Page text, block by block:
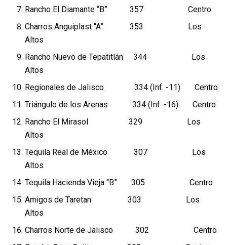
Rancho El Diamante “B” 357 Centro
Charros Anguiplast “A” 353 Los
Altos
Rancho Nuevo de Tepatitlán 344 Los
Altos
Regionales de Jalisco 334 (Inf. -11) Centro
Triángulo de los Arenas 334 (Inf. -16) Centro
Rancho El Mirasol 329 Los
Altos
Tequila Real de México 307 Los
Altos
Tequila Hacienda Vieja “B” 305 Centro
Amigos de Taretan 303 Los
Altos
Charros Norte de Jalisco 302 Centro